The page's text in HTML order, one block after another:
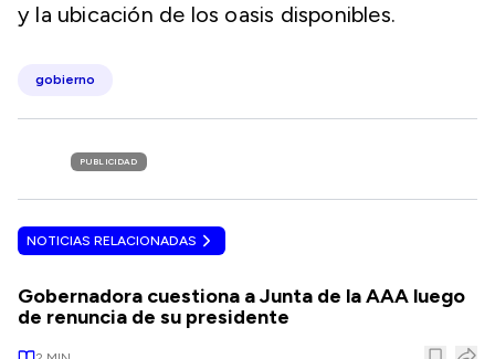
y la ubicación de los oasis disponibles.
gobierno
PUBLICIDAD
NOTICIAS RELACIONADAS
Gobernadora cuestiona a Junta de la AAA luego
de renuncia de su presidente